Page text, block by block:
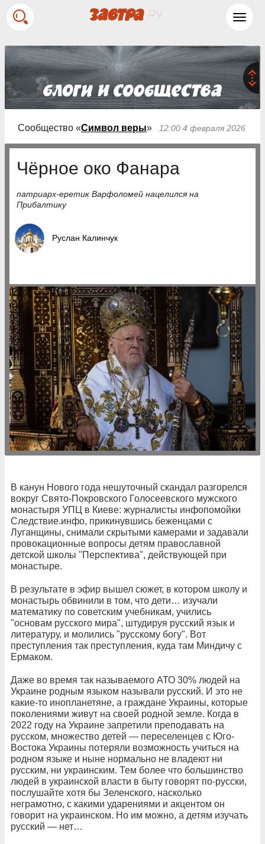
Сообщество «Символ веры» 12:00 4 февраля 2026
Чёрное око Фанара
патриарх-еретик Варфоломей нацелился на
Прибалтику
Руслан Калинчук
В канун Нового года нешуточный скандал разгорелся
вокруг Свято-Покровского Голосеевского мужского
монастыря УПЦ в Киеве: журналисты инфопомойки
Следствие.инфо, прикинувшись беженцами с
Луганщины, снимали скрытыми камерами и задавали
провокационные вопросы детям православной
детской школы "Перспектива", действующей при
монастыре.
В результате в эфир вышел сюжет, в котором школу и
монастырь обвинили в том, что дети… изучали
математику по советским учебникам, учились
"основам русского мира", штудируя русский язык и
литературу, и молились "русскому богу". Вот
преступления так преступления, куда там Миндичу с
Ермаком.
Даже во время так называемого АТО 30% людей на
Украине родным языком называли русский. И это не
какие-то инопланетяне, а граждане Украины, которые
поколениями живут на своей родной земле. Когда в
2022 году на Украине запретили преподавать на
русском, множество детей — переселенцев с Юго-
Востока Украины потеряли возможность учиться на
родном языке и ныне нормально не владеют ни
русским, ни украинским. Тем более что большинство
людей в украинской власти в быту говорят по-русски,
послушайте хотя бы Зеленского, насколько
неграмотно, с какими ударениями и акцентом он
говорит на украинском. Но им можно, а детям изучать
русский — нет…